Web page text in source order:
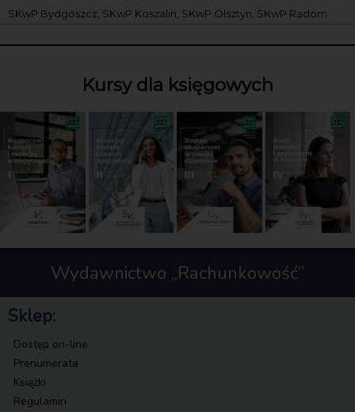
SKwP Bydgoszcz, SKwP Koszalin, SKwP Olsztyn, SKwP Radom
Kursy dla księgowych
Wydawnictwo „Rachunkowość”
Sklep:
Dostęp on-line
Prenumerata
Książki
Regulamin